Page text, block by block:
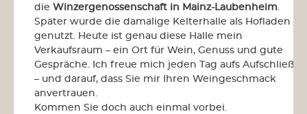
die Winzergenossenschaft in Mainz-Laubenheim
Später wurde die damalige Kelterhalle als Hofladen
genutzt. Heute ist genau diese Halle mein
Verkaufsraum – ein Ort für Wein, Genuss und gute
Gespräche. Ich freue mich jeden Tag aufs Aufschließen
– und darauf, dass Sie mir Ihren Weingeschmack
anvertrauen.
Kommen Sie doch auch einmal vorbei.